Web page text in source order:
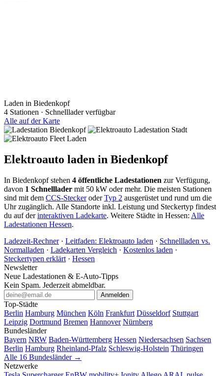
Laden in Biedenkopf
4 Stationen · Schnelllader verfügbar
Alle auf der Karte
Elektroauto laden in Biedenkopf
In Biedenkopf stehen 4 öffentliche Ladestationen zur Verfügung,
davon 1 Schnelllader mit 50 kW oder mehr. Die meisten Stationen
sind mit dem CCS-SteckeroderTyp 2 ausgerüstet und rund um die
Uhr zugänglich. Alle Standorte inkl. Leistung und Steckertyp findest
du auf derinteraktiven Ladekarte. Weitere Städte in Hessen: Alle
Ladestationen Hessen.
Ladezeit-Rechner · Leitfaden: Elektroauto laden · Schnellladen vs.
Normalladen · Ladekarten Vergleich · Kostenlos laden ·
Steckertypen erklärt · Hessen
Newsletter
Neue Ladestationen & E-Auto-Tipps
Kein Spam. Jederzeit abmeldbar.
Anmelden
Top-Städte
Berlin Hamburg München Köln Frankfurt Düsseldorf Stuttgart
Leipzig Dortmund Bremen Hannover Nürnberg
Bundesländer
Bayern NRW Baden-Württemberg Hessen Niedersachsen Sachsen
Berlin Hamburg Rheinland-Pfalz Schleswig-Holstein Thüringen
Alle 16 Bundesländer →
Netzwerke